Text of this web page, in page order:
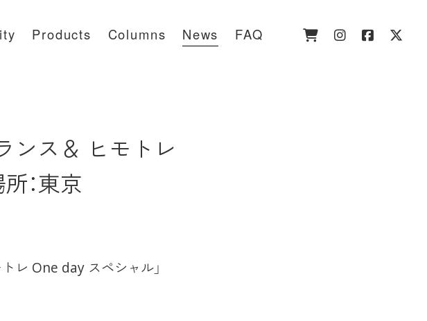
Products Columns News FAQ
ンス＆ ヒモトレ
：東京
レ One day スペシャル」